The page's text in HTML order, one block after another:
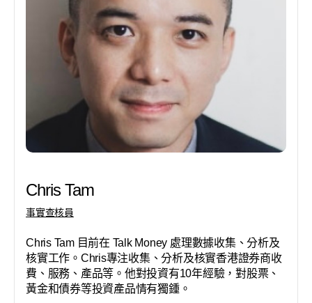
Chris Tam
事實查核員
Chris Tam 目前在 Talk Money 處理數據收集、分析及
核實工作。Chris專注收集、分析及核實香港證券商收
費、服務、產品等。他對投資有10年經驗，對股票、
黃金和債券等投資產品情有獨鍾。